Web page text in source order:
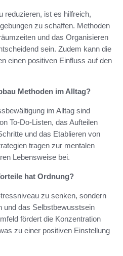
reduzieren, ist es hilfreich,
zu schaffen. Methoden
und das Organisieren
sein. Zudem kann die
einen positiven Einfluss auf den
Methoden im Alltag?
im Alltag sind
To-Do-Listen, das Aufteilen
und das Etablieren von
tragen zur mentalen
Lebensweise bei.
hat Ordnung?
zu senken, sondern
und das Selbstbewusstsein
fördert die Konzentration
zu einer positiven Einstellung